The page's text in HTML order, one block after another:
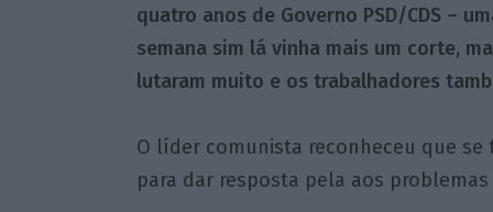
quatro anos de Governo PSD/CDS –
semana sim lá vinha mais um corte,
lutaram muito e os trabalhadores
O líder comunista reconheceu que
para dar resposta pela aos problemas